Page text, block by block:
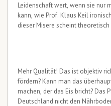
Leidenschaft wert, wenn sie nur
kann, wie Prof. Klaus Keil
dieser Misere scheint theoretisch
Mehr Qualität! Das ist objektiv
fördern? Kann man das
machen, der das Eis bricht? Das
Deutschland nicht den